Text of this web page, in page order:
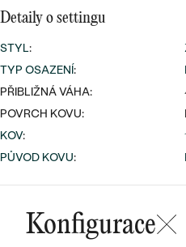
Wave
PODLE TVARU
NA MÍRU
DIAMANTY
přívěsky
prsteny
Detaily o settingu
STYL:
TYP OSAZENÍ:
PŘIBLIŽNÁ VÁHA:
POVRCH KOVU:
KOV:
PŮVOD KOVU:
Konfigurace